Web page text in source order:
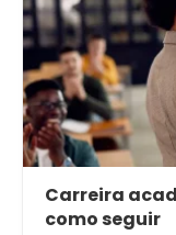
Carreira
como seguir